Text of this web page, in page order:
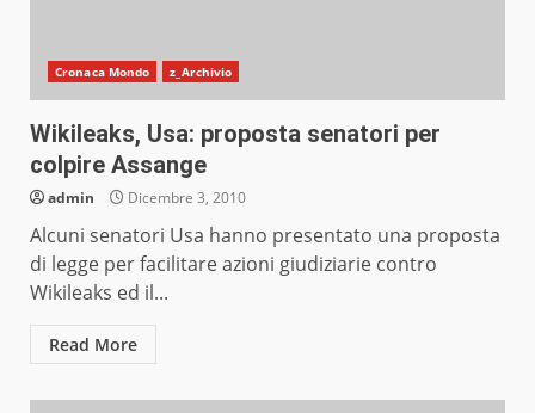
Cronaca Mondo z_Archivio
Wikileaks, Usa: proposta senatori per
colpire Assange
admin Dicembre 3, 2010
Alcuni senatori Usa hanno presentato una proposta
di legge per facilitare azioni giudiziarie contro
Wikileaks ed il...
Read More